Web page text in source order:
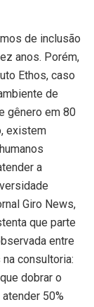
de inclusão
anos. Porém,
Ethos, caso
de
gênero em 80
existem
a
Giro News,
que parte
entre
consultoria:
dobrar o
50%